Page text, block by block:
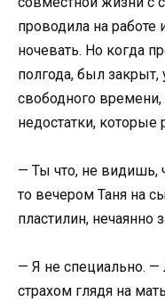
проводила на работе
ночевать. Но когда
полгода, был
свободного времени,
недостатки, которые
— Ты что, не видишь,
то вечером Таня на
пластилин, нечаянно
— Я не специально.
страхом глядя на